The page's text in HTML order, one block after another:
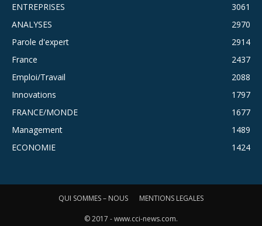
ENTREPRISES
3061
ANALYSES
2970
Parole d'expert
2914
France
2437
Emploi/Travail
2088
Innovations
1797
FRANCE/MONDE
1677
Management
1489
ECONOMIE
1424
QUI SOMMES – NOUS MENTIONS LEGALES
© 2017 - www.cci-news.com.